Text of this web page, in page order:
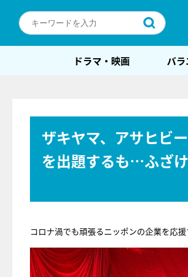
ドラマ・映画 バラ
ザキヤマ、アサヒビ
を出題するも…ふざけ
コロナ渦でも頑張るニッポンの企業を応